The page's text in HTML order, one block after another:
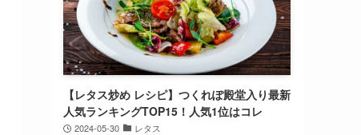
【レタス炒め レシピ】つくれぽ殿堂入り最新
人気ランキングTOP15！人気1位はコレ
2024-05-30 レタス